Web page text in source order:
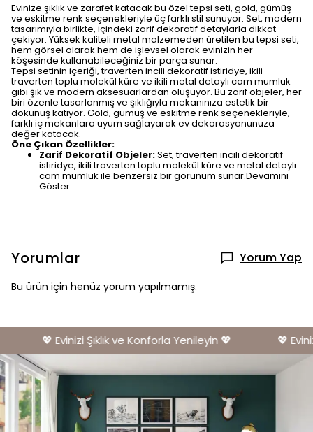
Evinize şıklık ve zarafet katacak bu özel tepsi seti, gold, gümüş
ve eskitme renk seçenekleriyle üç farklı stil sunuyor. Set, modern
tasarımıyla birlikte, içindeki zarif dekoratif detaylarla dikkat
çekiyor. Yüksek kaliteli metal malzemeden üretilen bu tepsi seti,
hem görsel olarak hem de işlevsel olarak evinizin her
köşesinde kullanabileceğiniz bir parça sunar.
Tepsi setinin içeriği, traverten incili dekoratif istiridye, ikili
traverten toplu molekül küre ve ikili metal detaylı cam mumluk
gibi şık ve modern aksesuarlardan oluşuyor. Bu zarif objeler, her
biri özenle tasarlanmış ve şıklığıyla mekanınıza estetik bir
dokunuş katıyor. Gold, gümüş ve eskitme renk seçenekleriyle,
farklı iç mekanlara uyum sağlayarak ev dekorasyonunuza
değer katacak.
Öne Çıkan Özellikler:
Zarif Dekoratif Objeler:Set, traverten incili dekoratif
istiridye, ikili traverten toplu molekül küre ve metal detaylı
cam mumluk ile benzersiz bir görünüm sunar.Devamını
Göster
Yorumlar Yorum Yap
Bu ürün için henüz yorum yapılmamış.
💖 Evinizi Şıklık ve Konforla Yenileyin 💖 💖